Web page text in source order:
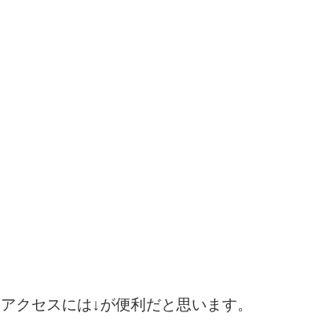
アクセスには↓が便利だと思います。